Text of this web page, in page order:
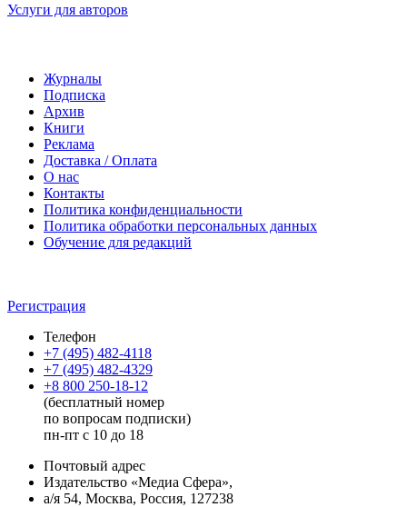
Услуги для авторов
Журналы
Подписка
Архив
Книги
Реклама
Доставка / Оплата
О нас
Контакты
Политика конфиденциальности
Политика обработки персональных данных
Обучение для редакций
Регистрация
Телефон
+7 (495) 482-4118
+7 (495) 482-4329
+8 800 250-18-12
(бесплатный номер
по вопросам подписки)
пн-пт с 10 до 18
Почтовый адрес
Издательство «Медиа Сфера»,
а/я 54, Москва, Россия, 127238